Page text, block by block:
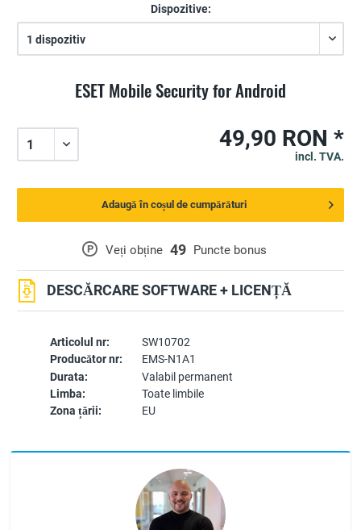
ESET Mobile Security for Android
Dispozitive:
Articolul nr:
SW10702
Producător nr:
EMS-N1A1
Durata:
Valabil permanent
Limba:
Toate limbile
Zona țării:
EU
P Veți obține 49 Puncte bonus
DESCĂRCARE SOFTWARE + LICENȚĂ
49,90 RON *
incl. TVA.
Adaugă în coșul de cumpărături